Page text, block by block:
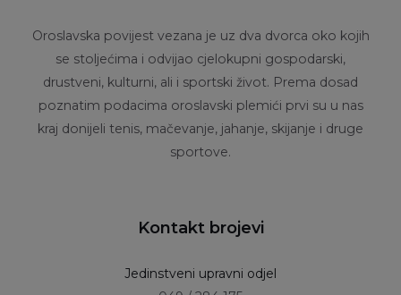
Oroslavska povijest vezana je uz dva dvorca oko kojih
se stoljećima i odvijao cjelokupni gospodarski,
drustveni, kulturni, ali i sportski život. Prema dosad
poznatim podacima oroslavski plemići prvi su u nas
kraj donijeli tenis, mačevanje, jahanje, skijanje i druge
sportove.
Kontakt brojevi
Jedinstveni upravni odjel